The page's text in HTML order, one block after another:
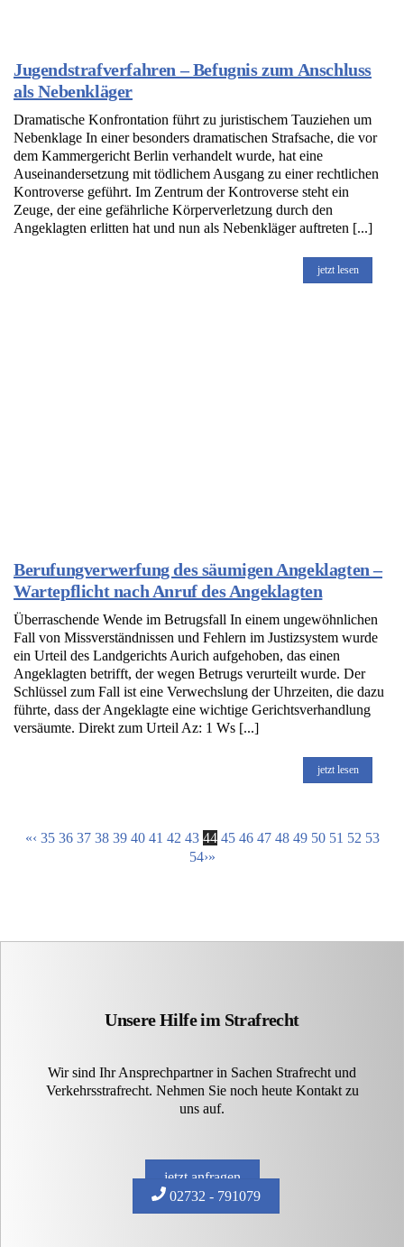
Jugendstrafverfahren – Befugnis zum Anschluss
als Nebenkläger
Dramatische Konfrontation führt zu juristischem Tauziehen um
Nebenklage In einer besonders dramatischen Strafsache, die vor
dem Kammergericht Berlin verhandelt wurde, hat eine
Auseinandersetzung mit tödlichem Ausgang zu einer rechtlichen
Kontroverse geführt. Im Zentrum der Kontroverse steht ein
Zeuge, der eine gefährliche Körperverletzung durch den
Angeklagten erlitten hat und nun als Nebenkläger auftreten [...]
jetzt lesen
Berufungverwerfung des säumigen Angeklagten –
Wartepflicht nach Anruf des Angeklagten
Überraschende Wende im Betrugsfall In einem ungewöhnlichen
Fall von Missverständnissen und Fehlern im Justizsystem wurde
ein Urteil des Landgerichts Aurich aufgehoben, das einen
Angeklagten betrifft, der wegen Betrugs verurteilt wurde. Der
Schlüssel zum Fall ist eine Verwechslung der Uhrzeiten, die dazu
führte, dass der Angeklagte eine wichtige Gerichtsverhandlung
versäumte. Direkt zum Urteil Az: 1 Ws [...]
jetzt lesen
«‹ 35 36 37 38 39 40 41 42 43 44 45 46 47 48 49 50 51 52 53
54›»
Unsere Hilfe im Strafrecht
Wir sind Ihr Ansprechpartner in Sachen Strafrecht und
Verkehrsstrafrecht. Nehmen Sie noch heute Kontakt zu
uns auf.
jetzt anfragen
02732 - 791079